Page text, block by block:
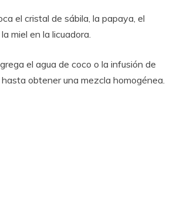
el cristal de sábila, la papaya, el
miel en la licuadora.
el agua de coco o la infusión de
obtener una mezcla homogénea.